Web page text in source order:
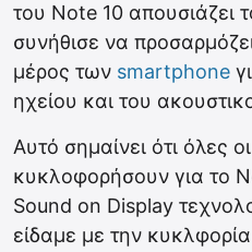
του Note 10 απουσιάζει
συνήθισε να
μέρος των smartphone
ηχείου και του
Αυτό σημαίνει ότι όλες
κυκλοφορήσουν για το
Sound on Display
είδαμε με την